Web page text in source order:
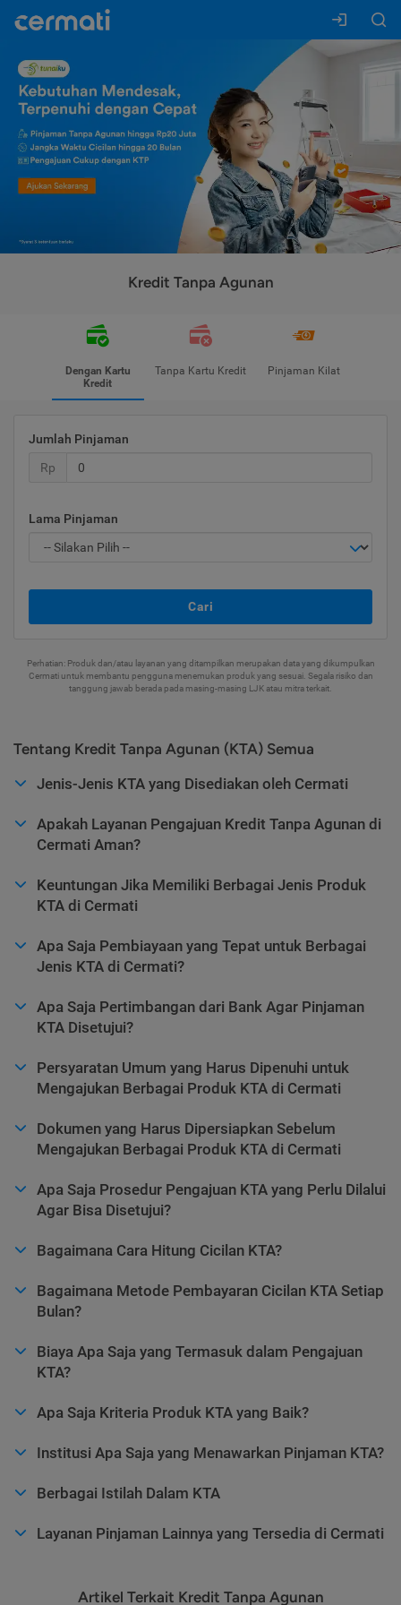
Kredit Tanpa Agunan
Dengan Kartu
Kredit
Tanpa Kartu Kredit Pinjaman Kilat
Jumlah Pinjaman
Rp
Lama Pinjaman
Cari
Perhatian: Produk dan/atau layanan yang ditampilkan merupakan data yang dikumpulkan
Cermati untuk membantu pengguna menemukan produk yang sesuai. Segala risiko dan
tanggung jawab berada pada masing-masing LJK atau mitra terkait.
Tentang Kredit Tanpa Agunan (KTA) Semua
Jenis-Jenis KTA yang Disediakan oleh Cermati
Apakah Layanan Pengajuan Kredit Tanpa Agunan di
Cermati Aman?
Keuntungan Jika Memiliki Berbagai Jenis Produk
KTA di Cermati
Apa Saja Pembiayaan yang Tepat untuk Berbagai
Jenis KTA di Cermati?
Apa Saja Pertimbangan dari Bank Agar Pinjaman
KTA Disetujui?
Persyaratan Umum yang Harus Dipenuhi untuk
Mengajukan Berbagai Produk KTA di Cermati
Dokumen yang Harus Dipersiapkan Sebelum
Mengajukan Berbagai Produk KTA di Cermati
Apa Saja Prosedur Pengajuan KTA yang Perlu Dilalui
Agar Bisa Disetujui?
Bagaimana Cara Hitung Cicilan KTA?
Bagaimana Metode Pembayaran Cicilan KTA Setiap
Bulan?
Biaya Apa Saja yang Termasuk dalam Pengajuan
KTA?
Apa Saja Kriteria Produk KTA yang Baik?
Institusi Apa Saja yang Menawarkan Pinjaman KTA?
Berbagai Istilah Dalam KTA
Layanan Pinjaman Lainnya yang Tersedia di Cermati
Artikel Terkait Kredit Tanpa Agunan